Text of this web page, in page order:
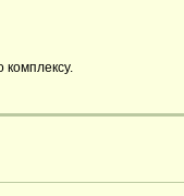
комплексу.